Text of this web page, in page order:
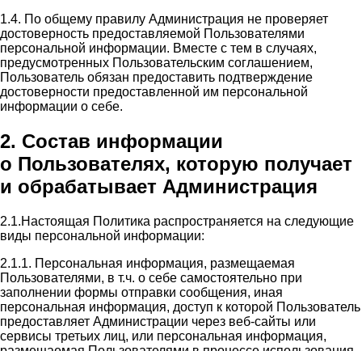
1.4. По общему правилу Администрация не проверяет
достоверность предоставляемой Пользователями
персональной информации. Вместе с тем в случаях,
предусмотренных Пользовательским соглашением,
Пользователь обязан предоставить подтверждение
достоверности предоставленной им персональной
информации о себе.
2. Состав информации
о Пользователях, которую получает
и обрабатывает Администрация
2.1.Настоящая Политика распространяется на следующие
виды персональной информации:
2.1.1. Персональная информация, размещаемая
Пользователями, в т.ч. о себе самостоятельно при
заполнении формы отправки сообщения, иная
персональная информация, доступ к которой Пользователь
предоставляет Администрации через веб-сайты или
сервисы третьих лиц, или персональная информация,